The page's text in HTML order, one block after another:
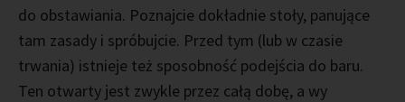
do obstawiania. Poznajcie dokładnie stoły, panujące
tam zasady i spróbujcie. Przed tym (lub w czasie
trwania) istnieje też sposobność podejścia do baru.
Ten otwarty jest zwykle przez całą dobę, a wy